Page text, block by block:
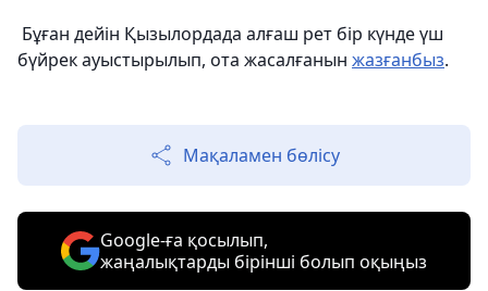
Бұған дейін Қызылордада алғаш рет бір күнде үш
бүйрек ауыстырылып, ота жасалғанын жазғанбыз.
Мақаламен бөлісу
Google-ға қосылып,
жаңалықтарды бірінші болып оқыңыз